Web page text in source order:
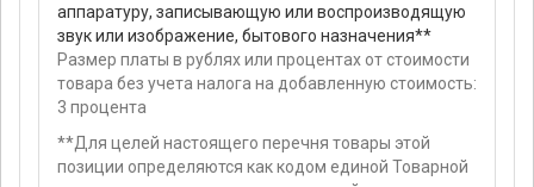
аппаратуру, записывающую или воспроизводящую
звук или изображение, бытового назначения**
Размер платы в рублях или процентах от стоимости
товара без учета налога на добавленную стоимость:
3 процента
**Для целей настоящего перечня товары этой
позиции определяются как кодом единой Товарной